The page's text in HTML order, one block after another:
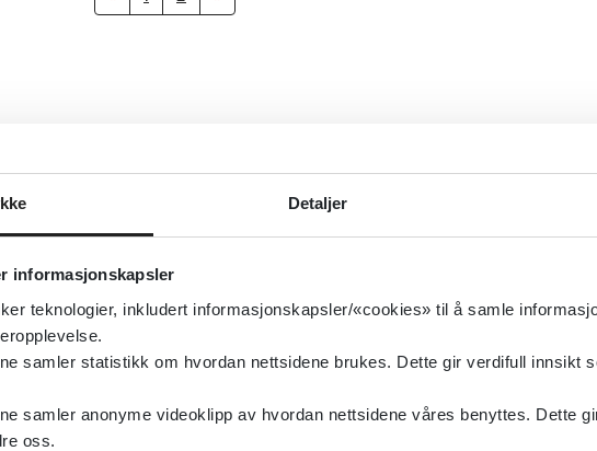
Detaljer
informasjonskapsler
teknologier, inkludert informasjonskapsler/«cookies» til å samle
samler statistikk om hvordan nettsidene brukes. Dette gir verdifull innsikt
samler anonyme videoklipp av hvordan nettsidene våres benyttes. Dette
oss.